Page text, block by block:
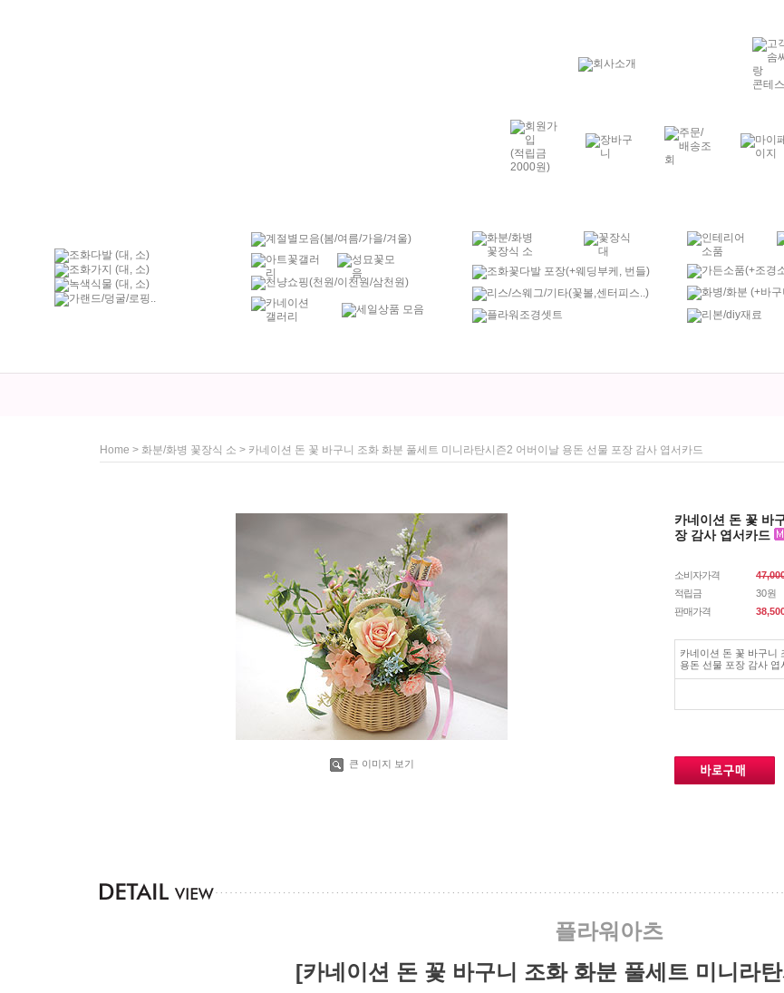
Home > 화분/화병 꽃장식 소 > 카네이션 돈 꽃 바구니 조화 화분 풀세트 미니라탄시즌2 어버이날 용돈 선물 포장 감사 엽서카드
큰 이미지 보기
카네이션 돈 꽃 바
장 감사 엽서카드
소비자가격
적립금
30원
판매가격
카네이션 돈 꽃 바구니
용돈 선물 포장 감사 엽
플라워아츠
[카네이션 돈 꽃 바구니 조화 화분 풀세트 미니라